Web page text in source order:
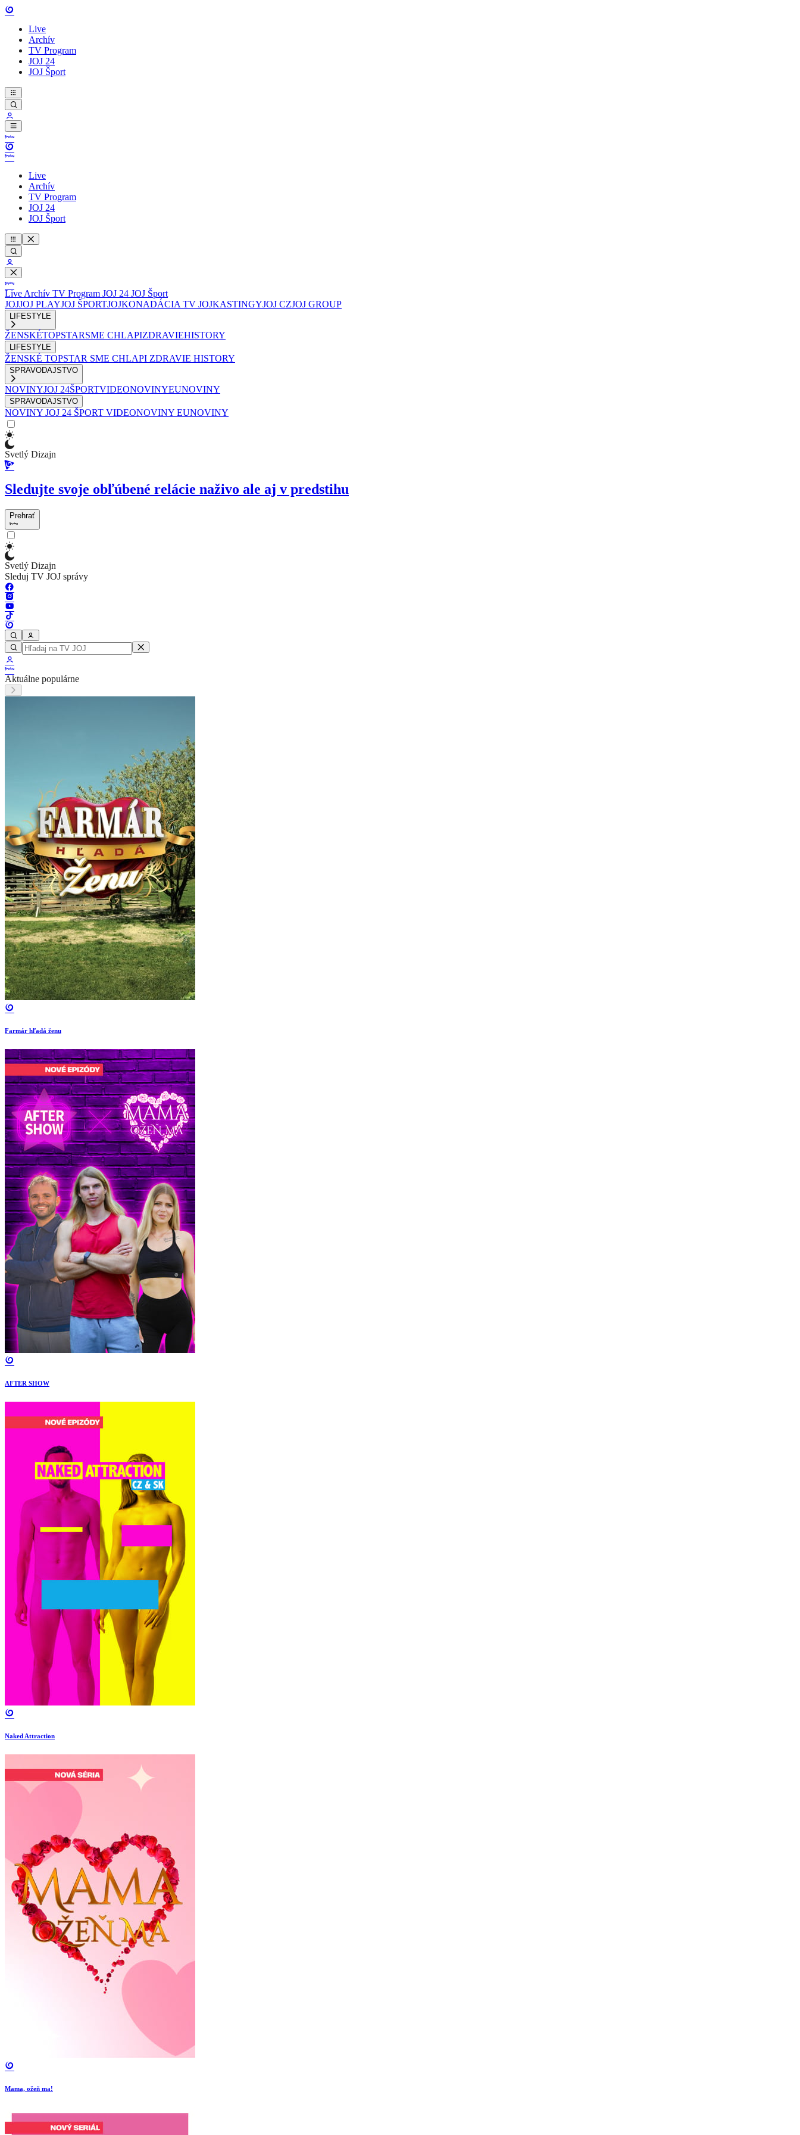
Live
Archív
TV Program
JOJ 24
JOJ Šport
Live
Archív
TV Program
JOJ 24
JOJ Šport
Live Archív TV Program JOJ 24 JOJ Šport
JOJJOJ PLAYJOJ ŠPORTJOJKONADÁCIA TV JOJKASTINGYJOJ CZJOJ GROUP
LIFESTYLE
ŽENSKÉTOPSTARSME CHLAPIZDRAVIEHISTORY
LIFESTYLE
ŽENSKÉ TOPSTAR SME CHLAPI ZDRAVIE HISTORY
SPRAVODAJSTVO
NOVINYJOJ 24ŠPORTVIDEONOVINYEUNOVINY
SPRAVODAJSTVO
NOVINY JOJ 24 ŠPORT VIDEONOVINY EUNOVINY
Svetlý Dizajn
Sledujte svoje obľúbené relácie naživo ale aj v predstihu
Prehrať
Svetlý Dizajn
Sleduj TV JOJ správy
Aktuálne populárne
Farmár hľadá ženu
AFTER SHOW
Naked Attraction
Mama, ožeň ma!